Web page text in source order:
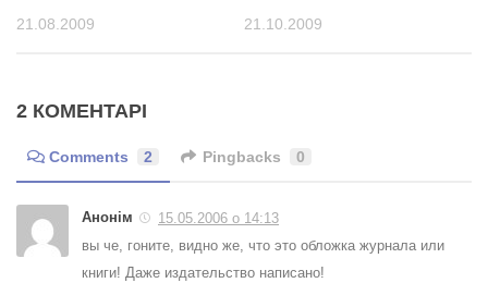
21.08.2009 21.10.2009
2 КОМЕНТАРІ
Comments 2 Pingbacks 0
Анонім
15.05.2006 о 14:13
вы че, гоните, видно же, что это обложка журнала или
книги! Даже издательство написано!